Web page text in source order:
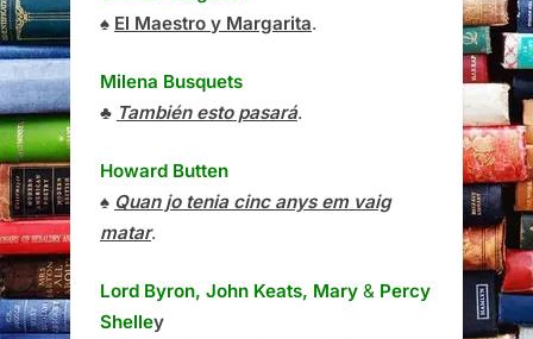
♠ El Maestro y Margarita.
Milena Busquets
♣ También esto pasará.
Howard Butten
♠ Quan jo tenia cinc anys em vaig
matar.
Lord Byron, John Keats, Mary & Percy
Shelley